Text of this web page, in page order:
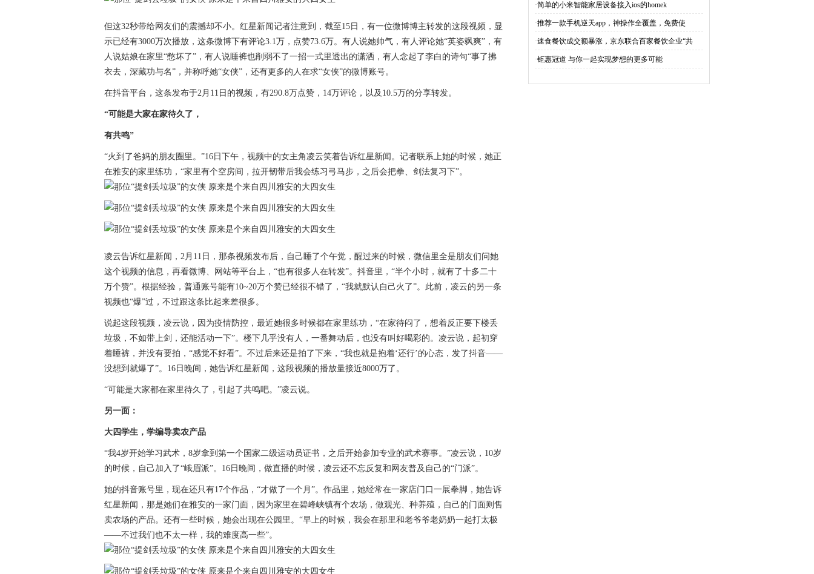
但这32秒带给网友们的震撼却不小。红星新闻记者注意到，截至15日，有一位微博博主转发的这段视频，显
示已经有3000万次播放，这条微博下有评论3.1万，点赞73.6万。有人说她帅气，有人评论她“英姿飒爽”，有
人说姑娘在家里“憋坏了”，有人说睡裤也削弱不了一招一式里透出的潇洒，有人念起了李白的诗句“事了拂
衣去，深藏功与名”，并称呼她“女侠”，还有更多的人在求“女侠”的微博账号。
在抖音平台，这条发布于2月11日的视频，有290.8万点赞，14万评论，以及10.5万的分享转发。
“可能是大家在家待久了，
有共鸣”
“火到了爸妈的朋友圈里。”16日下午，视频中的女主角凌云笑着告诉红星新闻。记者联系上她的时候，她正
在雅安的家里练功，“家里有个空房间，拉开韧带后我会练习弓马步，之后会把拳、剑法复习下”。
凌云告诉红星新闻，2月11日，那条视频发布后，自己睡了个午觉，醒过来的时候，微信里全是朋友们问她
这个视频的信息，再看微博、网站等平台上，“也有很多人在转发”。抖音里，“半个小时，就有了十多二十
万个赞”。根据经验，普通账号能有10~20万个赞已经很不错了，“我就默认自己火了”。此前，凌云的另一条
视频也“爆”过，不过跟这条比起来差很多。
说起这段视频，凌云说，因为疫情防控，最近她很多时候都在家里练功，“在家待闷了，想着反正要下楼丢
垃圾，不如带上剑，还能活动一下”。楼下几乎没有人，一番舞动后，也没有叫好喝彩的。凌云说，起初穿
着睡裤，并没有要拍，“感觉不好看”。不过后来还是拍了下来，“我也就是抱着‘还行’的心态，发了抖音——
没想到就爆了”。16日晚间，她告诉红星新闻，这段视频的播放量接近8000万了。
“可能是大家都在家里待久了，引起了共鸣吧。”凌云说。
另一面：
大四学生，学编导卖农产品
“我4岁开始学习武术，8岁拿到第一个国家二级运动员证书，之后开始参加专业的武术赛事。”凌云说，10岁
的时候，自己加入了“峨眉派”。16日晚间，做直播的时候，凌云还不忘反复和网友普及自己的“门派”。
她的抖音账号里，现在还只有17个作品，“才做了一个月”。作品里，她经常在一家店门口一展拳脚，她告诉
红星新闻，那是她们在雅安的一家门面，因为家里在碧峰峡镇有个农场，做观光、种养殖，自己的门面则售
卖农场的产品。还有一些时候，她会出现在公园里。“早上的时候，我会在那里和老爷爷老奶奶一起打太极
——不过我们也不太一样，我的难度高一些”。
·简单的小米智能家居设备接入ios的homek
·推荐一款手机逆天app，神操作全覆盖，免费使
·速食餐饮成交额暴涨，京东联合百家餐饮企业“共
·钜惠冠道 与你一起实现梦想的更多可能